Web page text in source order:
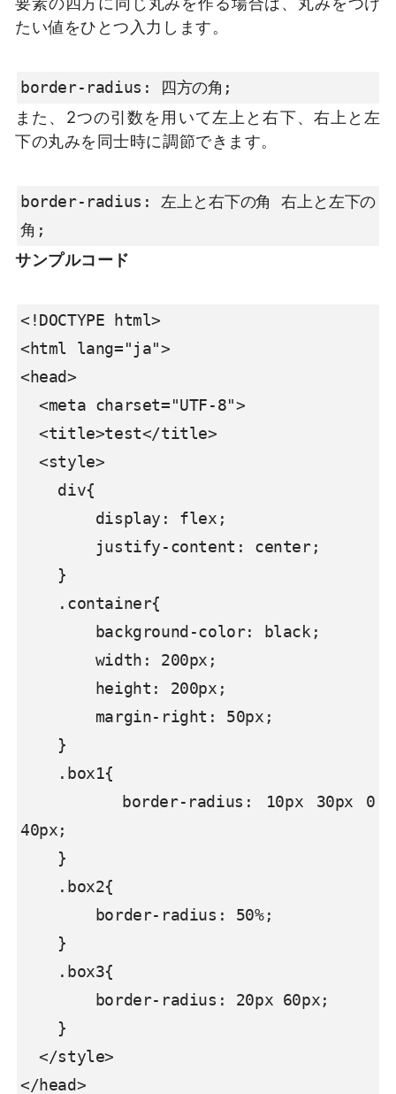
たい値をひとつ入力します。
border-radius: 四方の角;
また、2つの引数を用いて左上と右下、右上と左
下の丸みを同士時に調節できます。
border-radius: 左上と右下の角 右上と左下の
角;
サンプルコード
<!DOCTYPE html>
<html lang="ja">
<head>
  <meta charset="UTF-8">
  <title>test</title>
  <style>
40px;
  </style>
</head>